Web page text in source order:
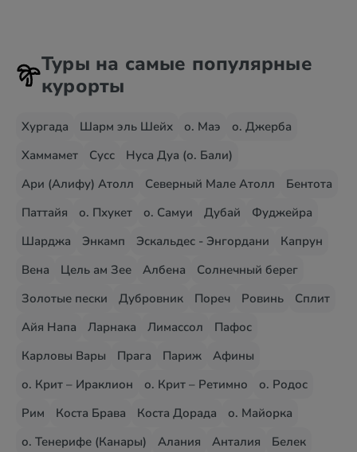
Туры на самые популярные
курорты
Хургада Шарм эль Шейх о. Маэ
о. Джерба
Хаммамет
Сусс
Нуса Дуа (о. Бали)
Ари (Алифу) Атолл
Северный Мале Атолл
Бентота
Паттайя
о. Пхукет о. Самуи Дубай
Фуджейра
Шарджа
Энкамп Эскальдес - Энгордани
Капрун
Вена
Цель ам Зее Албена
Солнечный берег
Золотые пески
Дубровник Пореч Ровинь
Сплит
Айя Напа
Ларнака Лимассол
Пафос
Карловы Вары
Прага Париж
Афины
о. Крит – Ираклион
о. Крит – Ретимно
о. Родос
Рим
Коста Брава Коста Дорада
о. Майорка
о. Тенерифе (Канары)
Алания Анталия
Белек